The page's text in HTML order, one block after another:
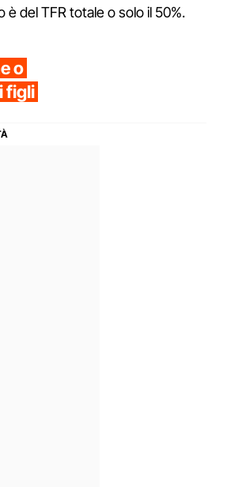
è del TFR totale o solo il 50%.
o
figli